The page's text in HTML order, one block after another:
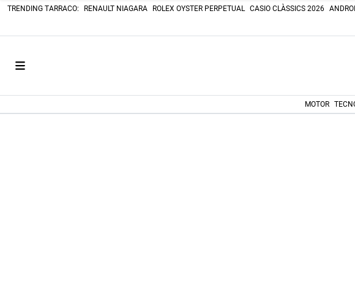
TRENDING TARRACO: RENAULT NIAGARA ROLEX OYSTER PERPETUAL CASIO CLÀSSICS 2026
MOTOR